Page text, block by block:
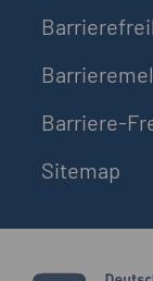
Barriere-
Sitemap